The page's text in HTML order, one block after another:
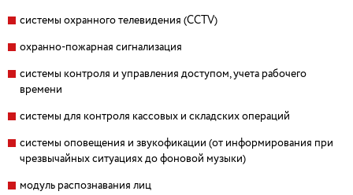
системы охранного телевидения (CCTV)
охранно-пожарная сигнализация
системы контроля и управления доступом, учета рабочего
времени
системы для контроля кассовых и складских операций
системы оповещения и звукофикации (от информирования при
чрезвычайных ситуациях до фоновой музыки)
модуль распознавания лиц